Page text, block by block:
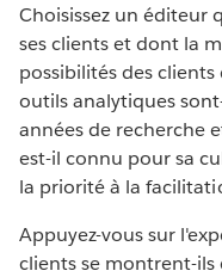
Choisissez un éditeur
ses clients et dont la
possibilités des
outils analytiques
années de recherche
est-il connu pour sa
la priorité à la
Appuyez-vous sur
clients se montrent-ils